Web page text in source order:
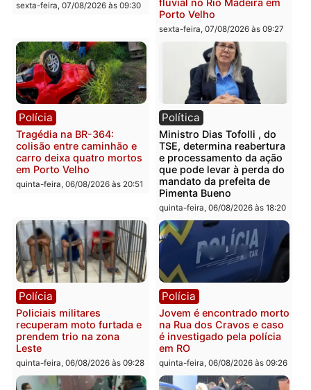
Polícia
Casal é preso pela PRF
com mais de 72 quilos de
mercúrio escondidos em
estepe em Porto Velho
sexta-feira, 07/08/2026 às 09:38
Polícia
Polícia Civil deflagra
operação contra facção
criminosa que atacava
provedores de internet
Rondônia
sexta-feira, 07/08/2026 às
Polícia
Homem é encontrado
morto em residência no
bairro Colina Park em RO
sexta-feira, 07/08/2026 às 09:30
Polícia
Polícia Militar apreende
explosivos e
durante patrulhamento
fluvial no Rio Madeira em
Porto Velho
sexta-feira, 07/08/2026 às